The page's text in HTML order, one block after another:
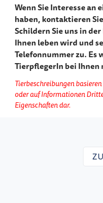
Wenn Sie Interesse an
haben, kontaktieren
Schildern Sie uns in
Ihnen leben wird und
Telefonnummer zu. Es
TierpflegerIn bei Ihnen
Tierbeschreibungen
oder auf Informationen
Eigenschaften dar.